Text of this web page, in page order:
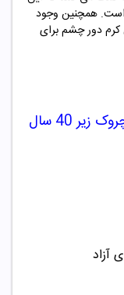
. همچنین وجود
کرم دور چشم برای
زیر
40 سال
آزاد